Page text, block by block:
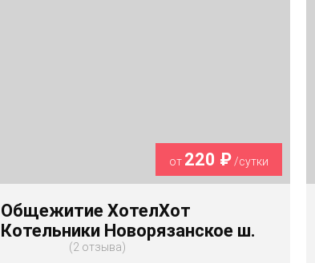
от 220 ₽/сутки
Общежитие ХотелХот
Котельники Новорязанское ш.
2 отзыва